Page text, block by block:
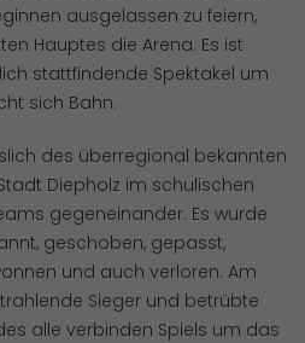
ausgelassen zu feiern,
Hauptes die Arena. Es ist
stattfindende Spektakel um
sich Bahn.
des überregional bekannten
Diepholz im schulischen
gegeneinander. Es wurde
geschoben, gepasst,
und auch verloren. Am
Sieger und betrübte
alle verbinden Spiels um das